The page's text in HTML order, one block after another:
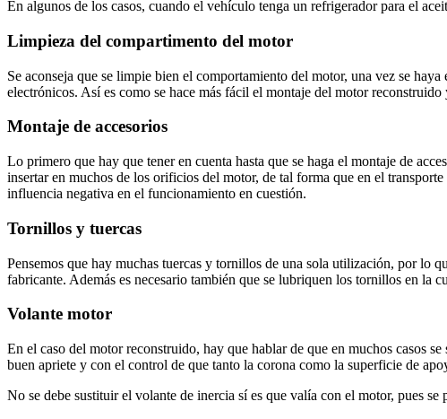
En algunos de los casos, cuando el vehículo tenga un refrigerador para el
Limpieza del compartimento del motor
Se aconseja que se limpie bien el comportamiento del motor, una vez se
electrónicos. Así es como se hace más fácil el montaje del motor reconstruido
Montaje de accesorios
Lo primero que hay que tener en cuenta hasta que se haga el montaje de
insertar en muchos de los orificios del motor, de tal forma que en el
influencia negativa en el funcionamiento en cuestión.
Tornillos y tuercas
Pensemos que hay muchas tuercas y tornillos de una sola utilización, por lo
fabricante. Además es necesario también que se lubriquen los tornillos en la
Volante motor
En el caso del motor reconstruido, hay que hablar de que en muchos casos
buen apriete y con el control de que tanto la corona como la superficie de
No se debe sustituir el volante de inercia sí es que valía con el motor, pues